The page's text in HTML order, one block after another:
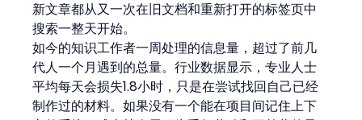
新文章都从又一次在旧文档和重新打开的标签页中
搜索一整天开始。
如今的知识工作者一周处理的信息量，超过了前几
代人一个月遇到的总量。行业数据显示，专业人士
平均每天会损失1.8小时，只是在尝试找回自己已经
制作过的材料。如果没有一个能在项目间记住上下